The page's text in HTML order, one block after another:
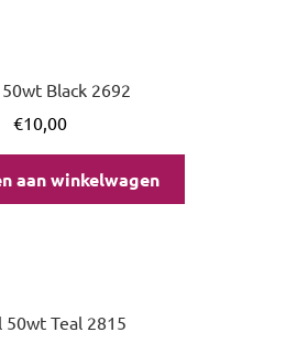
Black 2692
€10,00
aan winkelwagen
Teal 2815